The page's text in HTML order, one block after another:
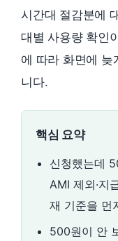
시간대 절감분에
대별 사용량 확인
에 따라 화면에 늦
니다.
핵심 요약
신청했는데
AMI 제외·지
재 기준을 먼
500원이 안